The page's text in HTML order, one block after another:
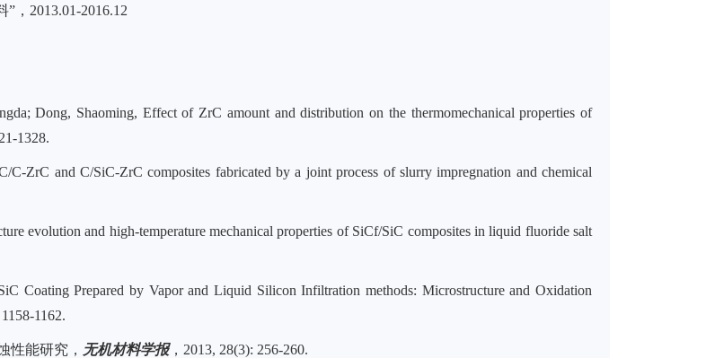
，2013.01-2016.12
Dong, Shaoming, Effect of ZrC amount and distribution on the thermomechanical properties of
1328.
ZrC and C/SiC-ZrC composites fabricated by a joint process of slurry impregnation and chemical
evolution and high-temperature mechanical properties of SiCf/SiC composites in liquid fluoride salt
Coating Prepared by Vapor and Liquid Silicon Infiltration methods: Microstructure and Oxidation
1162.
性能研究， 无机材料学报，2013, 28(3): 256-260.